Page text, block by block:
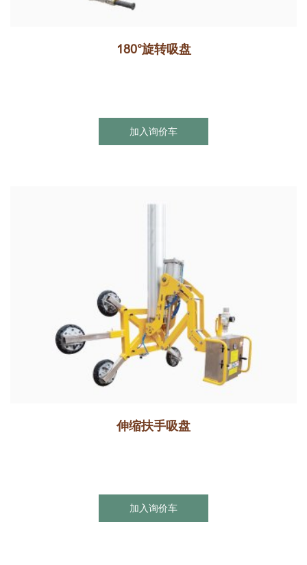
180°旋转吸盘
加入询价车
伸缩扶手吸盘
加入询价车